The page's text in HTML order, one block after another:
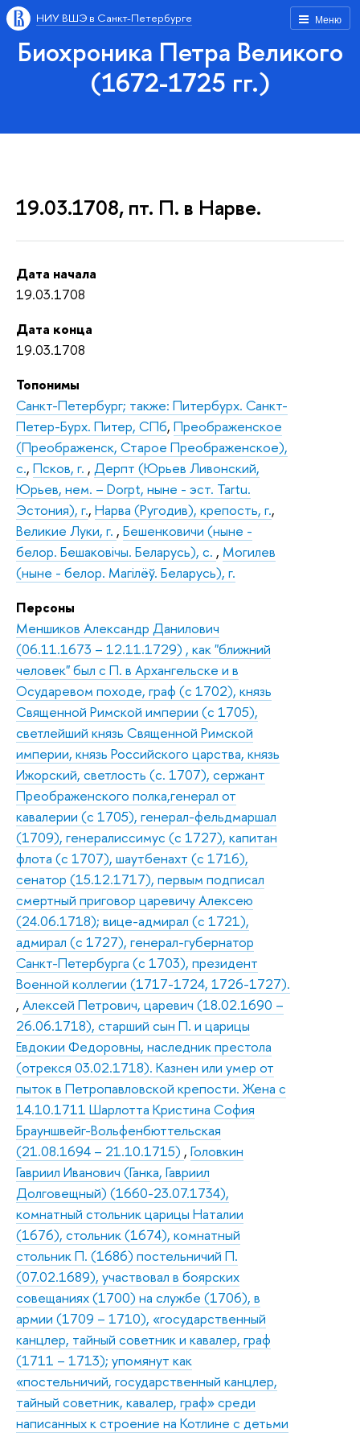
Меню
НИУ ВШЭ в Санкт-Петербурге
Биохроника Петра Великого
(1672-1725 гг.)
19.03.1708, пт. П. в Нарве.
Дата начала
19.03.1708
Дата конца
19.03.1708
Топонимы
Санкт-Петербург; также: Питербурх. Санкт-
Петер-Бурх. Питер, СПб, Преображенское
(Преображенск, Старое Преображенское),
с., Псков, г. , Дерпт (Юрьев Ливонский,
Юрьев, нем. – Dorpt, ныне - эст. Tartu.
Эстония), г., Нарва (Ругодив), крепость, г.,
Великие Луки, г. , Бешенковичи (ныне -
белор. Бешаковiчы. Беларусь), с. , Могилев
(ныне - белор. Магілёў. Беларусь), г.
Персоны
Меншиков Александр Данилович
(06.11.1673 – 12.11.1729) , как "ближний
человек" был с П. в Архангельске и в
Осударевом походе, граф (с 1702), князь
Священной Римской империи (с 1705),
светлейший князь Священной Римской
империи, князь Российского царства, князь
Ижорский, светлость (с. 1707), сержант
Преображенского полка,генерал от
кавалерии (с 1705), генерал-фельдмаршал
(1709), генералиссимус (с 1727), капитан
флота (с 1707), шаутбенахт (с 1716),
сенатор (15.12.1717), первым подписал
смертный приговор царевичу Алексею
(24.06.1718); вице-адмирал (с 1721),
адмирал (с 1727), генерал-губернатор
Санкт-Петербурга (с 1703), президент
Военной коллегии (1717-1724, 1726-1727).
, Алексей Петрович, царевич (18.02.1690 –
26.06.1718), старший сын П. и царицы
Евдокии Федоровны, наследник престола
(отрекся 03.02.1718). Казнен или умер от
пыток в Петропавловской крепости. Жена с
14.10.1711 Шарлотта Кристина София
Брауншвейг-Вольфенбюттельская
(21.08.1694 – 21.10.1715) , Головкин
Гавриил Иванович (Ганка, Гавриил
Долговещный) (1660-23.07.1734),
комнатный стольник царицы Наталии
(1676), стольник (1674), комнатный
стольник П. (1686) постельничий П.
(07.02.1689), участвовал в боярских
совещаниях (1700) на службе (1706), в
армии (1709 – 1710), «государственный
канцлер, тайный советник и кавалер, граф
(1711 – 1713); упомянут как
«постельничий, государственный канцлер,
тайный советник, кавалер, граф» среди
написанных к строение на Котлине с детьми